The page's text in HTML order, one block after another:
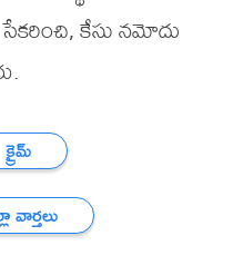
కేసు నమోదు
క్రైమ్
వార్తలు